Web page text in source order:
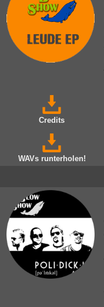
Credits
WAVs runterholen!